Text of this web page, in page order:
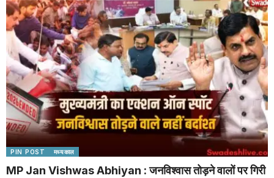
PIN POST मध्यकाल
MP Jan Vishwas Abhiyan : जनविश्वास तोड़ने वालों पर गिरी